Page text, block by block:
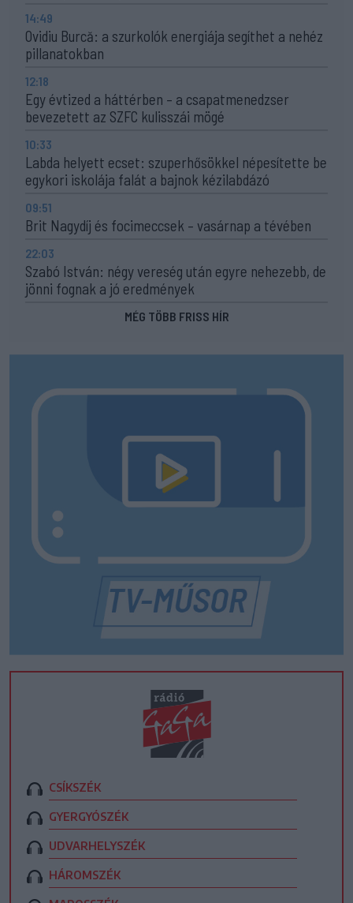
14:49
Ovidiu Burcă: a szurkolók energiája segíthet a nehéz
pillanatokban
12:18
Egy évtized a háttérben – a csapatmenedzser
bevezetett az SZFC kulisszái mögé
10:33
Labda helyett ecset: szuperhősökkel népesítette be
egykori iskolája falát a bajnok kézilabdázó
09:51
Brit Nagydíj és focimeccsek – vasárnap a tévében
22:03
Szabó István: négy vereség után egyre nehezebb, de
jönni fognak a jó eredmények
MÉG TÖBB FRISS HÍR
CSÍKSZÉK
GYERGYÓSZÉK
UDVARHELYSZÉK
HÁROMSZÉK